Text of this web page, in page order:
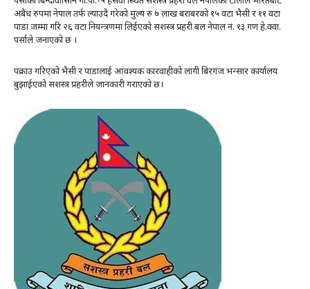
अबैध रुपमा नेपाल तर्फ ल्याउदै गरेको मुल्य रु ७ लाख बराबरको १५ वटा भैसी र ११ वटा
पाडा जम्मा गरि २६ वटा नियन्त्रणमा लिईएको सशस्त्र प्रहरी बल नेपाल नं. १३ गण हे.क्वा.
पर्साले जनाएको छ ।
पक्राउ गरिएको भैसी र पाडालाई आवश्यक कारवाहीको लागी बिरगंज भन्सार कार्यालय
बुझाईएको सशस्त्र प्रहरीले जानकारी गराएको छ।